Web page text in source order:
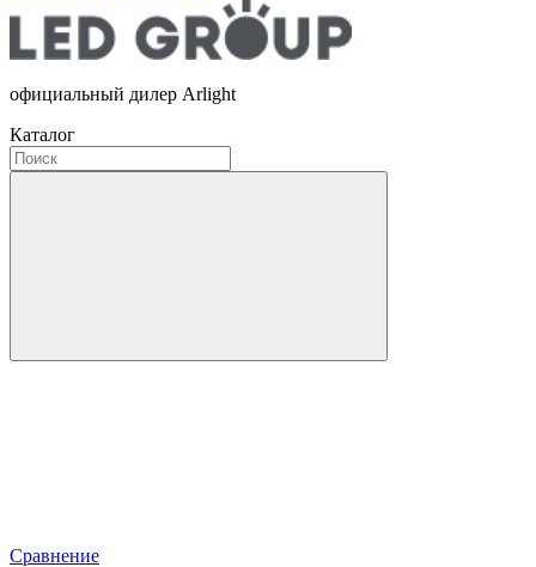
официальный дилер Arlight
Каталог
Сравнение